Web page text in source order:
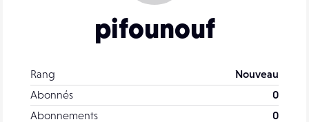
pifounouf
Rang
Nouveau
Abonnés
0
Abonnements
0